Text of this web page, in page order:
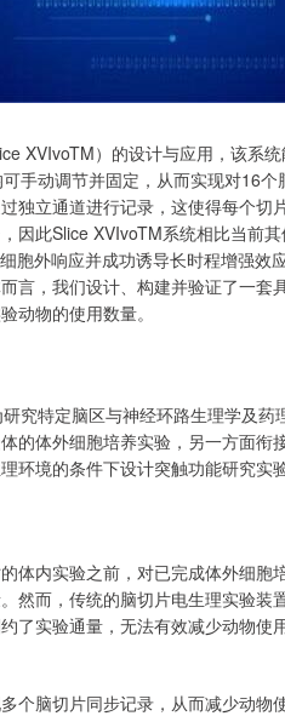
XVIvoTM）的设计与应用，该系
手动调节并固定，从而实现对16
独立通道进行记录，这使得每个切
因此Slice XVIvoTM系统相比当前
胞外响应并成功诱导长时程增强效
言，我们设计、构建并验证了一套
动物的使用数量。
究特定脑区与神经环路生理学及
的体外细胞培养实验，另一方面衔
环境的条件下设计突触功能研究实
体内实验之前，对已完成体外细胞
然而，传统的脑切片电生理实验装
了实验通量，无法有效减少动物使
个脑切片同步记录，从而减少动物